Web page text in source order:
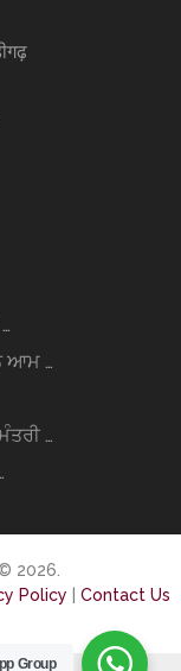
ਆਮ …
…
2026.
Policy
Contact Us
Group